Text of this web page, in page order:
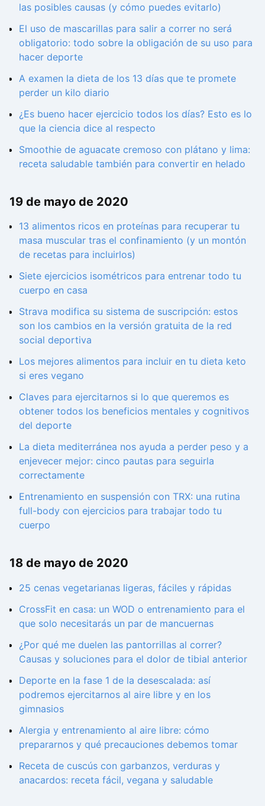
las posibles causas (y cómo puedes evitarlo)
El uso de mascarillas para salir a correr no será
obligatorio: todo sobre la obligación de su uso para
hacer deporte
A examen la dieta de los 13 días que te promete
perder un kilo diario
¿Es bueno hacer ejercicio todos los días? Esto es lo
que la ciencia dice al respecto
Smoothie de aguacate cremoso con plátano y lima:
receta saludable también para convertir en helado
19 de mayo de 2020
13 alimentos ricos en proteínas para recuperar tu
masa muscular tras el confinamiento (y un montón
de recetas para incluirlos)
Siete ejercicios isométricos para entrenar todo tu
cuerpo en casa
Strava modifica su sistema de suscripción: estos
son los cambios en la versión gratuita de la red
social deportiva
Los mejores alimentos para incluir en tu dieta keto
si eres vegano
Claves para ejercitarnos si lo que queremos es
obtener todos los beneficios mentales y cognitivos
del deporte
La dieta mediterránea nos ayuda a perder peso y a
enjevecer mejor: cinco pautas para seguirla
correctamente
Entrenamiento en suspensión con TRX: una rutina
full-body con ejercicios para trabajar todo tu
cuerpo
18 de mayo de 2020
25 cenas vegetarianas ligeras, fáciles y rápidas
CrossFit en casa: un WOD o entrenamiento para el
que solo necesitarás un par de mancuernas
¿Por qué me duelen las pantorrillas al correr?
Causas y soluciones para el dolor de tibial anterior
Deporte en la fase 1 de la desescalada: así
podremos ejercitarnos al aire libre y en los
gimnasios
Alergia y entrenamiento al aire libre: cómo
prepararnos y qué precauciones debemos tomar
Receta de cuscús con garbanzos, verduras y
anacardos: receta fácil, vegana y saludable